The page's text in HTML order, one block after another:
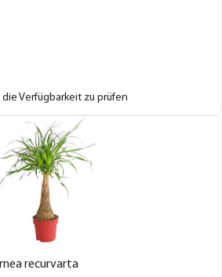
die Verfügbarkeit zu prüfen
recurvarta